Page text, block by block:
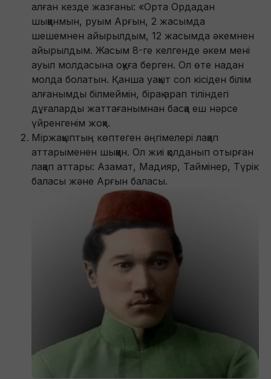
алған кезде жазғаны: «Орта Ордадан
шыққанмын, руым Арғын, 2 жасымда
шешемнен айырылдым, 12 жасымда әкемнен
айырылдым. Жасым 8-ге келгенде әкем мені
ауыл молдасына оқуға берген. Ол өте надан
молда болатын. Қанша уақыт сол кісіден білім
алғанымды білмеймін, бірақ арап тіліндегі
дұғаларды жаттағанымнан басқа еш нәрсе
үйренгенім жоқ».
Міржақыптың көптеген әңгімелері лақап
аттарыменен шыққан. Ол жиі қолданып отырған
лақап аттары: Азамат, Мадияр, Таймінер, Түрік
баласы және Арғын баласы.